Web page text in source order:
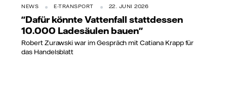
NEWS E-TRANSPORT 22. JUNI 2026
"Dafür könnte Vattenfall stattdessen
10.000 Ladesäulen bauen"
Robert Zurawski war im Gespräch mit Catiana Krapp für
das Handelsblatt